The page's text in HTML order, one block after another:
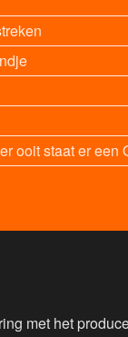
ooit staat er een
met het